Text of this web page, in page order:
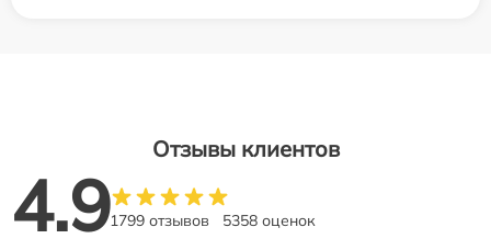
Отзывы клиентов
4.91799 отзывов 5358 оценок